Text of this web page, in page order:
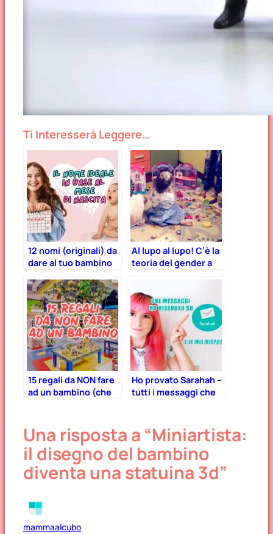
Ti Interesserà Leggere…
12 nomi (originali) da
dare al tuo bambino
nascita!
Al lupo al lupo! C’è la
teoria del gender a
15 regali da NON fare
ad un bambino (che
Ho provato Sarahah –
tutti i messaggi che
Una risposta a “Miniartista:
il disegno del bambino
diventa una statuina 3d”
mammaalcubo